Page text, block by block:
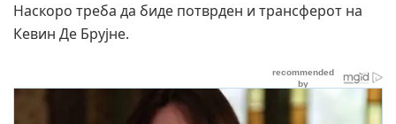
Наскоро треба да биде потврден и трансферот на
Кевин Де Брујне.